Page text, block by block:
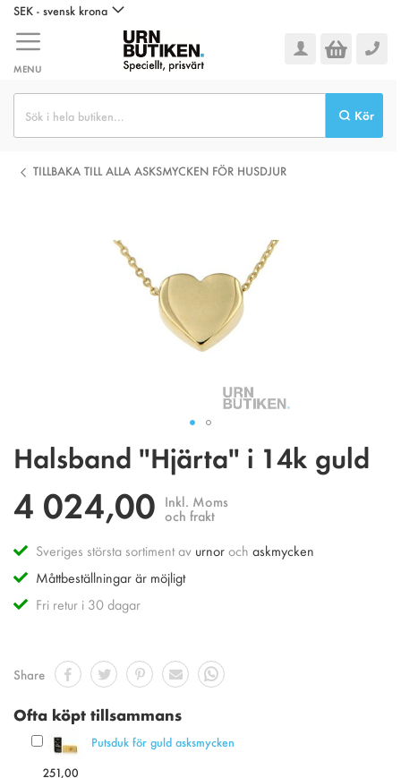
Hoppa
innehållet
SEK - svensk krona
MENU
Kör
TILLBAKA TILL ALLA ASKSMYCKEN FÖR HUSDJUR
till
av
bildgalleriet
Halsband "Hjärta" i 14k guld
4 024,00 Inkl. Moms
och frakt
Sveriges största sortiment av urnoroch askmycken
Måttbeställningar är möjligt
Fri retur i 30 dagar
Share
Ofta köpt tillsammans
Putsduk för guld asksmycken
251,00